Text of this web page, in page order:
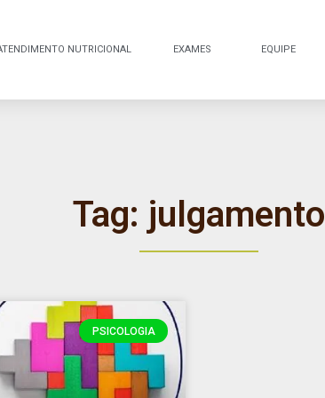
NUTRICIONAL EXAMES EQUIPE
Tag: julgamento
PSICOLOGIA